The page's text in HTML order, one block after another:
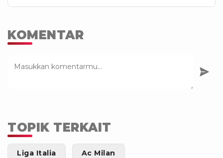
KOMENTAR
TOPIK TERKAIT
Liga Italia Ac Milan